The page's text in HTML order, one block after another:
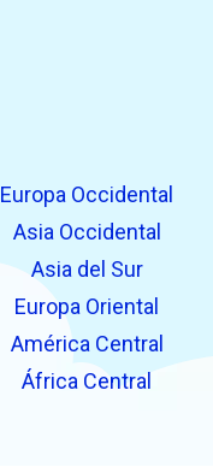
Europa Occidental
Asia Occidental
Asia del Sur
Europa Oriental
América Central
África Central